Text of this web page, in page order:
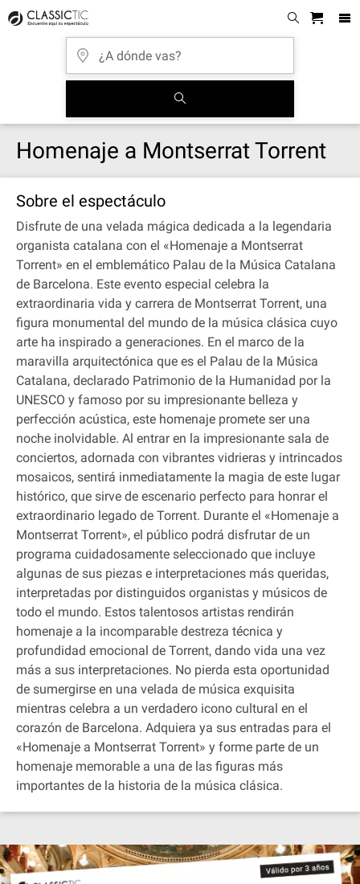
Homenaje a Montserrat Torrent
Sobre el espectáculo
Disfrute de una velada mágica dedicada a la legendaria
organista catalana con el «Homenaje a Montserrat
Torrent» en el emblemático Palau de la Música Catalana
de Barcelona. Este evento especial celebra la
extraordinaria vida y carrera de Montserrat Torrent, una
figura monumental del mundo de la música clásica cuyo
arte ha inspirado a generaciones. En el marco de la
maravilla arquitectónica que es el Palau de la Música
Catalana, declarado Patrimonio de la Humanidad por la
UNESCO y famoso por su impresionante belleza y
perfección acústica, este homenaje promete ser una
noche inolvidable. Al entrar en la impresionante sala de
conciertos, adornada con vibrantes vidrieras y intrincados
mosaicos, sentirá inmediatamente la magia de este lugar
histórico, que sirve de escenario perfecto para honrar el
extraordinario legado de Torrent. Durante el «Homenaje a
Montserrat Torrent», el público podrá disfrutar de un
programa cuidadosamente seleccionado que incluye
algunas de sus piezas e interpretaciones más queridas,
interpretadas por distinguidos organistas y músicos de
todo el mundo. Estos talentosos artistas rendirán
homenaje a la incomparable destreza técnica y
profundidad emocional de Torrent, dando vida una vez
más a sus interpretaciones. No pierda esta oportunidad
de sumergirse en una velada de música exquisita
mientras celebra a un verdadero icono cultural en el
corazón de Barcelona. Adquiera ya sus entradas para el
«Homenaje a Montserrat Torrent» y forme parte de un
homenaje memorable a una de las figuras más
importantes de la historia de la música clásica.